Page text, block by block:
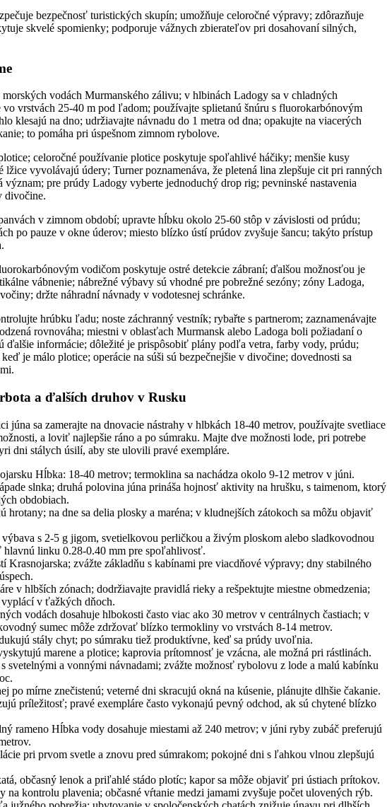
bezpečnosť turistických skupín; umožňuje celoročné výpravy; zdôrazňuje
skvelé spomienky; podporuje vážnych zbierateľov pri dosahovaní silných,
vodách Murmanského zálivu; v hlbinách Ladogy sa v chladných
vrstvách 25-40 m pod ľadom; používajte splietanú šnúru s fluorokarbónovým
klesajú na dno; udržiavajte návnadu do 1 metra od dna; opakujte na viacerých
to pomáha pri úspešnom zimnom rybolove.
celoročné používanie plotice poskytuje spoľahlivé háčiky; menšie kusy
lžice vyvolávajú údery; Turner poznamenáva, že pletená lina zlepšuje cit pri ranných
význam; pre prúdy Ladogy vyberte jednoduchý drop rig; pevninské nastavenia
divočine.
v zimnom období; upravte hĺbku okolo 25-60 stôp v závislosti od prúdu;
po pauze v okne úderov; miesto blízko ústí prúdov zvyšuje šancu; takýto prístup
vodičom poskytuje ostré detekcie zábraní; ďalšou možnosťou je
vábnenie; nábrežné výbavy sú vhodné pre pobrežné sezóny; zóny Ladoga,
držte náhradní návnady v vodotesnej schránke.
hrúbku ľadu; noste záchranný vestník; rybařte s partnerom; zaznamenávajte
rovnováha; miestni v oblasťach Murmansk alebo Ladoga boli požiadaní o
ďalšie informácie; dôležité je prispôsobiť plány podľa vetra, farby vody, prúdu;
je málo plotice; operácie na súši sú bezpečnejšie v divočine; dovednosti sa
a ďalších druhov v Rusku
júna sa zamerajte na dnovacie nástrahy v hlbkách 18-40 metrov, používajte svetliace
a loviť najlepšie ráno a po súmraku. Majte dve možnosti lode, pri potrebe
dni stálych úsilí, aby ste ulovili pravé exempláre.
Hĺbka: 18-40 metrov; termoklina sa nachádza okolo 9-12 metrov v júni.
slnka; druhá polovina júna prináša hojnosť aktivity na hrušku, s taimenom, ktorý
obdobiach.
hrotany; na dne sa delia plosky a maréna; v kludnejších zátokoch sa môžu objaviť
s 2-5 g jigom, svetielkovou perličkou a živým ploskom alebo sladkovodnou
hlavnú linku 0.28-0.40 mm pre spoľahlivosť.
Krasnojarska; zvážte základňu s kabínami pre viacdňové výpravy; dny stabilného
v hlbších zónach; dodržiavajte pravidlá rieky a rešpektujte miestne obmedzenia;
v ťažkých dňoch.
vodách dosahuje hlbokosti často viac ako 30 metrov v centrálnych častiach; v
sumec môže zdržovať blízko termokliny vo vrstvách 8-14 metrov.
stály chyt; po súmraku tiež produktívne, keď sa prúdy uvoľnia.
marene a plotice; kaprovia prítomnosť je vzácna, ale možná pri rástlinách.
svetelnými a vonnými návnadami; zvážte možnosť rybolovu z lode a malú kabínku
po mírne znečistenú; veterné dni skracujú okná na kúsenie, plánujte dlhšie čakanie.
príležitosť; pravé exempláre často vykonajú pevný odchod, ak sú chytené blízko
rameno Hĺbka vody dosahuje miestami až 240 metrov; v júni ryby zubáč preferujú
pri prvom svetle a znovu pred súmrakom; pokojné dni s ľahkou vlnou zlepšujú
občasný lenok a priľahlé stádo plotíc; kapor sa môže objaviť pri ústiach prítokov.
na kontrolu plavenia; občasné vŕtanie medzi jamami zvyšuje počet ulovených rýb.